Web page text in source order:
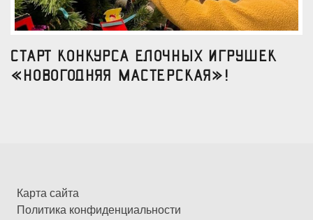
Старт конкурса елочных игрушек
«Новогодняя мастерская»!
Карта сайта
Политика конфиденциальности